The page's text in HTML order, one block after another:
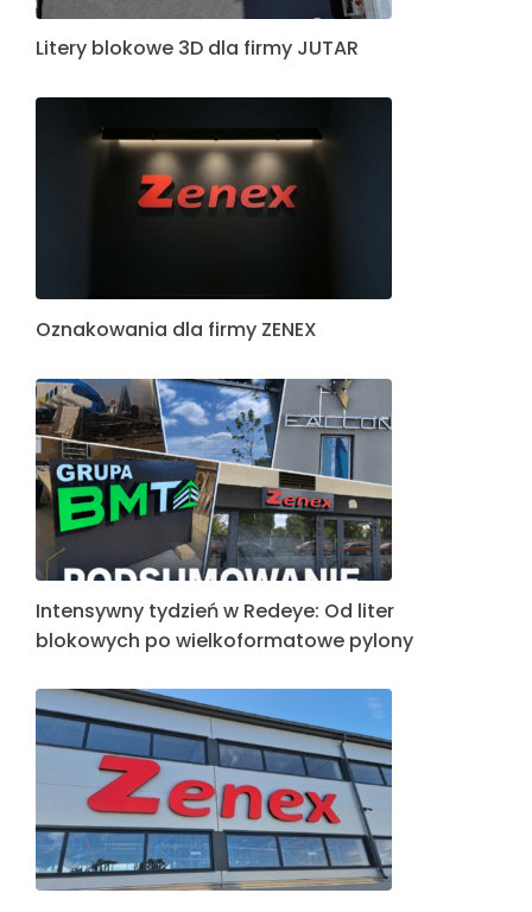
Litery blokowe 3D dla firmy JUTAR
Oznakowania dla firmy ZENEX
Intensywny tydzień w Redeye: Od liter
blokowych po wielkoformatowe pylony